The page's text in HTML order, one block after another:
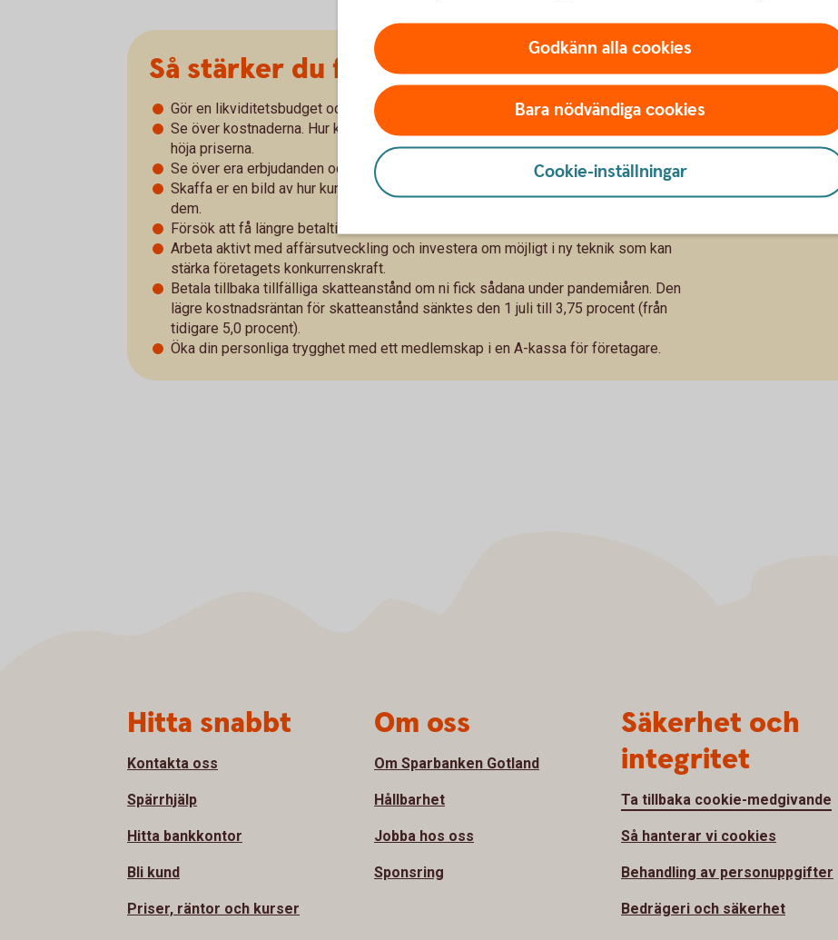
Så stärker du företagets konkurrenskraft
Gör en likviditetsbudget och håll koll på företagets kassaflöde.
Se över kostnaderna. Hur kan ni bli mer kostnadseffektiva nu när det blir svårare att
höja priserna.
Se över era erbjudanden och företagets kundstock. Var tjänar ni pengarna?
Skaffa er en bild av hur kunderna påverkas av lågkonjunkturen. Håll nära kontakt med
dem.
Försök att få längre betaltider hos era leverantörer och kortare hos era kunder.
Arbeta aktivt med affärsutveckling och investera om möjligt i ny teknik som kan
stärka företagets konkurrenskraft.
Betala tillbaka tillfälliga skatteanstånd om ni fick sådana under pandemiåren. Den
lägre kostnadsräntan för skatteanstånd sänktes den 1 juli till 3,75 procent (från
tidigare 5,0 procent).
Öka din personliga trygghet med ett medlemskap i en A-kassa för företagare.
Godkänn alla cookies
Bara nödvändiga cookies
Cookie-inställningar
Hitta snabbt
Kontakta oss
Spärrhjälp
Hitta bankkontor
Bli kund
Priser, räntor och kurser
Om oss
Om Sparbanken Gotland
Hållbarhet
Jobba hos oss
Sponsring
Säkerhet och
integritet
Ta tillbaka cookie-medgivande
Så hanterar vi cookies
Behandling av personuppgifter
Bedrägeri och säkerhet